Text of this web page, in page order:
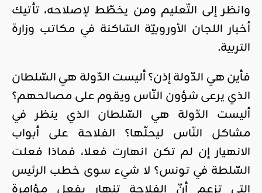
وانظر إلى التّعليم ومن يخطّط لإصلاحه، تأتيك
أخبار اللجان الأوروبيّة السّاكنة في مكاتب وزارة
التربية.
فأين هي الدّولة إذن؟ أليست الدّولة هي السّلطان
الذي يرعى شؤون النّاس ويقوم على مصالحهم؟
أليست الدّولة هي السّلطان الذي ينظر في
مشاكل النّاس ليحلّها؟ الفلاحة على أبواب
الانهيار إن لم تكن انهارت فعلا، فماذا فعلت
السّلطة في تونس؟ لا شيء سوى خطب الرئيس